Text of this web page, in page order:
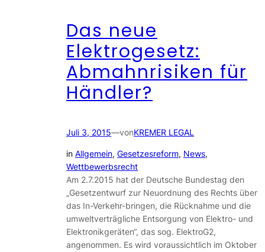
Das neue
Elektrogesetz:
Abmahnrisiken für
Händler?
Juli 3, 2015—vonKREMER LEGAL
in Allgemein, Gesetzesreform, News
Wettbewerbsrecht
Am 2.7.2015 hat der Deutsche Bundestag den
„Gesetzentwurf zur Neuordnung des Rechts über
das In-Verkehr-bringen, die Rücknahme und die
umweltverträgliche Entsorgung von Elektro- und
Elektronikgeräten“, das sog. ElektroG2,
angenommen. Es wird voraussichtlich im Oktober